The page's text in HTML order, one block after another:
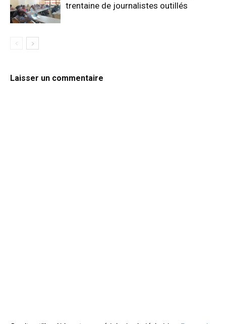
trentaine de journalistes outillés
Laisser un commentaire